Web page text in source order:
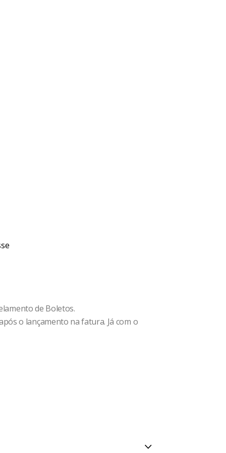
de Boletos.
o lançamento na fatura. Já com o